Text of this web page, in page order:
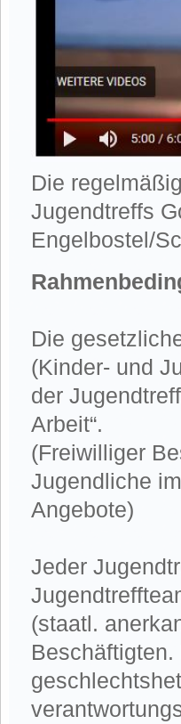
Die
Jugendtreffs
Engelbostel/
Die
(Kinder- und
der
Arbeit“.
(Freiwilliger
Jugendliche
Angebote)
Jeder
(staatl.